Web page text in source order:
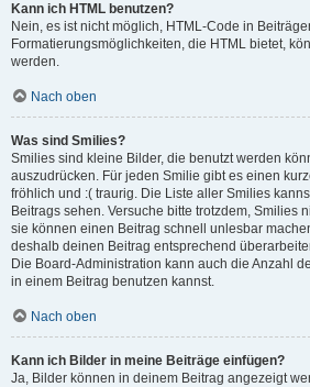
Kann ich HTML benutzen?
Nein, es ist nicht möglich, HTML-Code in
Formatierungsmöglichkeiten, die HTML bietet,
werden.
Nach oben
Was sind Smilies?
Smilies sind kleine Bilder, die benutzt werden
auszudrücken. Für jeden Smilie gibt es einen
fröhlich und :( traurig. Die Liste aller Smilies
Beitrags sehen. Versuche bitte trotzdem, Smilies
sie können einen Beitrag schnell unlesbar
deshalb deinen Beitrag entsprechend
Die Board-Administration kann auch die Anzahl
in einem Beitrag benutzen kannst.
Nach oben
Kann ich Bilder in meine Beiträge einfügen?
Ja, Bilder können in deinem Beitrag angezeigt